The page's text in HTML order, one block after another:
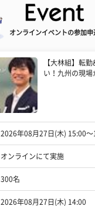
オンラインイベントの参加申
【大林組】転
い！九州の現場
2026年08月27日(木) 15:00〜
オンラインにて実施
300名
2026年08月27日(木) 14:00